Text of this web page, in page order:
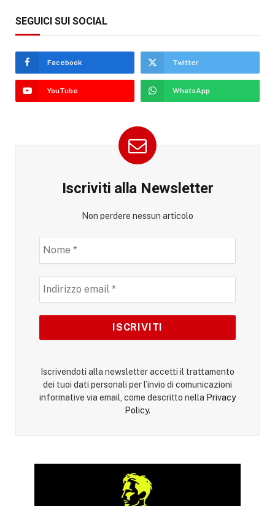
SEGUICI SUI SOCIAL
Facebook Twitter
YouTube WhatsApp
Iscriviti alla Newsletter
Non perdere nessun articolo
Iscrivendoti alla newsletter accetti il trattamento
dei tuoi dati personali per l’invio di comunicazioni
informative via email, come descritto nella Privacy
Policy.